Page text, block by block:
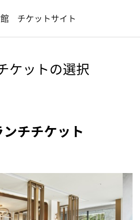
館 チケットサイト
ケットの選択
チチケット